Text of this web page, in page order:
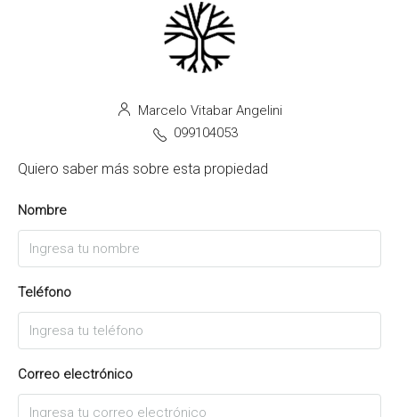
Marcelo Vitabar Angelini
099104053
Quiero saber más sobre esta propiedad
Nombre
Teléfono
Correo electrónico